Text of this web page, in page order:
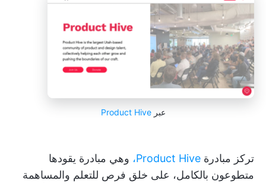
عبرProduct Hive
تركز مبادرة Product Hive،
وهي مبادرة يقودها
متطوعون بالكامل، على خلق فرص للتعلم والمساهمة